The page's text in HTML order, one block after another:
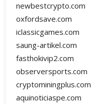
newbestcrypto.com
oxfordsave.com
iclassicgames.com
saung-artikel.com
fasthokivip2.com
observersports.com
cryptominingplus.com
aquinoticiaspe.com